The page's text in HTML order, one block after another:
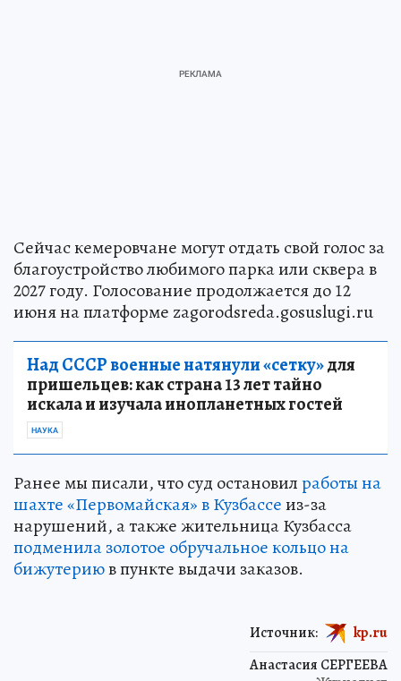
Сейчас кемеровчане могут отдать свой голос за
благоустройство любимого парка или сквера в
2027 году. Голосование продолжается до 12
июня на платформе zagorodsreda.gosuslugi.ru
Над СССР военные натянули «сетку»для
пришельцев: как страна 13 лет тайно
искала и изучала инопланетных гостей
НАУКА
Ранее мы писали, что суд остановилработы на
шахте «Первомайская» в Кузбассеиз-за
нарушений, а также жительница Кузбасса
подменила золотое обручальное кольцо на
бижутериюв пункте выдачи заказов.
Анастасия СЕРГЕЕВА
Источник: kp.ru